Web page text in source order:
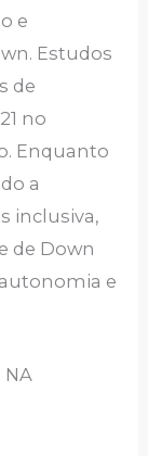
e
Estudos
de
no
Enquanto
a
inclusiva,
de Down
e
NA